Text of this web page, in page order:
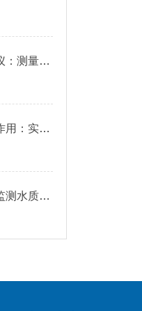
云境天合超声波水深测深仪：测量灌溉渠道水深，指导精准灌溉，节约水资源
云境天合水深水温测量仪作用：实时获取不同水域深度，为水域管理提供依据
多参数水质在线分析仪—监测水质环境确保养殖环境适宜，提高产量和质量